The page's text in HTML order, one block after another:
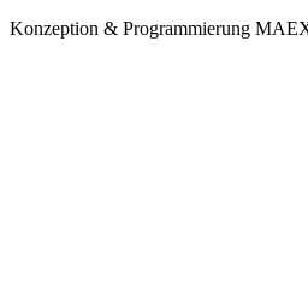
Konzeption & Programmierung